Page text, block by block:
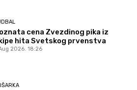
cena Zvezdinog pika iz
hita Svetskog prvenstva
2026. 18:26